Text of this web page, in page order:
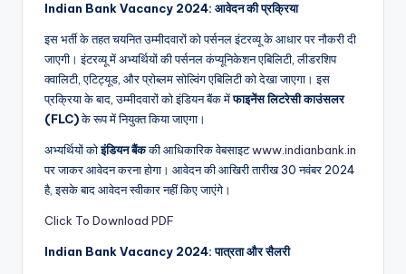
Indian Bank Vacancy 2024: आवेदन की प्रक्रिया
इस भर्ती के तहत चयनित उम्मीदवारों को पर्सनल इंटरव्यू के आधार पर नौकरी दी
जाएगी। इंटरव्यू में अभ्यर्थियों की पर्सनल कंप्यूनिकेशन एबिलिटी, लीडरशिप
क्वालिटी, एटिट्यूड, और प्रोब्लम सोल्विंग एबिलिटी को देखा जाएगा। इस
प्रक्रिया के बाद, उम्मीदवारों को इंडियन बैंक मेंफाइनेंस लिटरेसी काउंसलर
(FLC)के रूप में नियुक्त किया जाएगा।
अभ्यर्थियों कोइंडियन बैंककी आधिकारिक वेबसाइटwww.indianbank.in
पर जाकर आवेदन करना होगा। आवेदन की आखिरी तारीख 30 नवंबर 2024
है, इसके बाद आवेदन स्वीकार नहीं किए जाएंगे।
Click To Download PDF
Indian Bank Vacancy 2024: पात्रता और सैलरी